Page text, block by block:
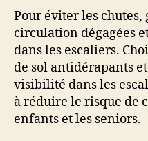
Pour éviter les chutes,
circulation dégagées
dans les escaliers.
de sol antidérapants
visibilité dans les
à réduire le risque de
enfants et les seniors.